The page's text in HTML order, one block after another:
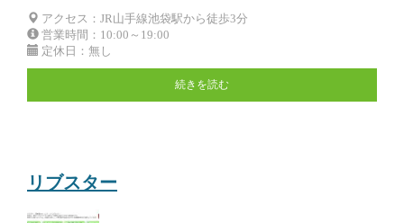
アクセス：JR山手線池袋駅から徒歩3分
営業時間：10:00～19:00
定休日：無し
続きを読む
リブスター